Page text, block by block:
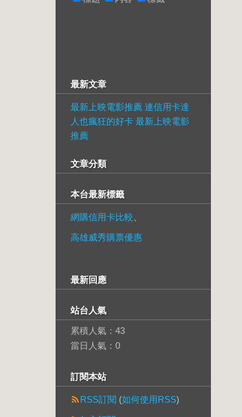
最新文章
最新上映電影推薦 連信用卡達
人也瘋狂的好卡 最新上映電影
推薦
文章分類
本台最新標籤
網購信用卡比較
高雄威秀購票優惠
最新回應
站台人氣
累積人氣： 43
當日人氣： 0
訂閱本站
RSS訂閱 (如何使用RSS)